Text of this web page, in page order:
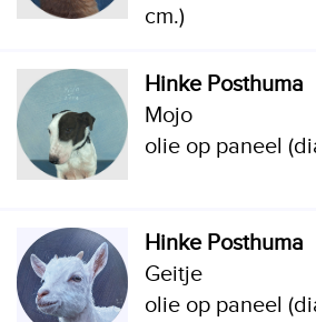
cm.)
Hinke Posthuma
Mojo
olie op paneel
Hinke Posthuma
Geitje
olie op paneel